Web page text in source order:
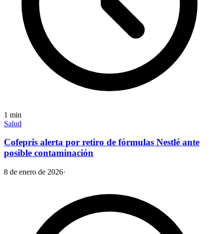
1 min
Salud
Cofepris alerta por retiro de fórmulas Nestlé ante
posible contaminación
8 de enero de 2026·